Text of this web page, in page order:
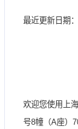
最近更新日期 ：
欢迎您使用上
号8幢（A座）